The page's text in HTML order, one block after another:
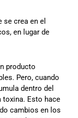
crea en el
en lugar de
producto
Pero, cuando
dentro del
toxina. Esto hace
cambios en los